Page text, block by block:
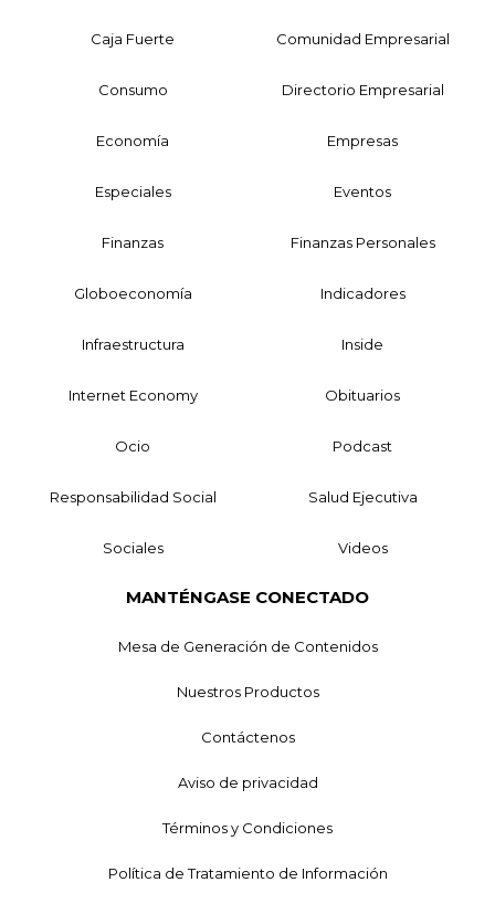
Caja Fuerte Comunidad Empresarial
Consumo Directorio Empresarial
Economía Empresas
Especiales Eventos
Finanzas Finanzas Personales
Globoeconomía Indicadores
Infraestructura Inside
Internet Economy Obituarios
Ocio Podcast
Responsabilidad Social Salud Ejecutiva
Sociales Videos
MANTÉNGASE CONECTADO
Mesa de Generación de Contenidos
Nuestros Productos
Contáctenos
Aviso de privacidad
Términos y Condiciones
Política de Tratamiento de Información